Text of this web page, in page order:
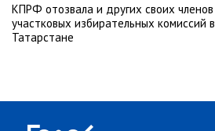
КПРФ отозвала и других своих членов
участковых избирательных комиссий в
Татарстане